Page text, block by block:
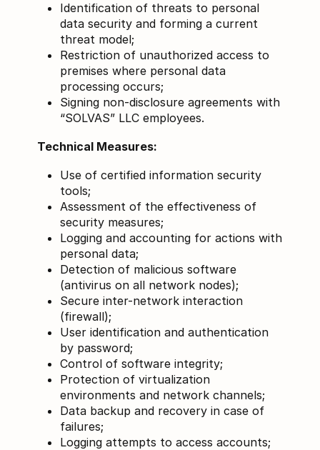
Identification of threats to personal
data security and forming a current
threat model;
Restriction of unauthorized access to
premises where personal data
processing occurs;
Signing non-disclosure agreements with
“SOLVAS” LLC employees.
Technical Measures:
Use of certified information security
tools;
Assessment of the effectiveness of
security measures;
Logging and accounting for actions with
personal data;
Detection of malicious software
(antivirus on all network nodes);
Secure inter-network interaction
(firewall);
User identification and authentication
by password;
Control of software integrity;
Protection of virtualization
environments and network channels;
Data backup and recovery in case of
failures;
Logging attempts to access accounts;